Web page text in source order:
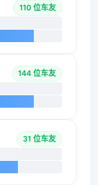
110 位车友
144 位车友
31 位车友